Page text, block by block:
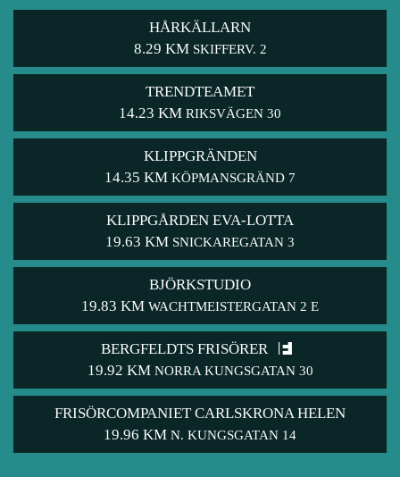
HÅRKÄLLARN
8.29 KM SKIFFERV. 2
TRENDTEAMET
14.23 KM RIKSVÄGEN 30
KLIPPGRÄNDEN
14.35 KM KÖPMANSGRÄND 7
KLIPPGÅRDEN EVA-LOTTA
19.63 KM SNICKAREGATAN 3
BJÖRKSTUDIO
19.83 KM WACHTMEISTERGATAN 2 E
BERGFELDTS FRISÖRER
19.92 KM NORRA KUNGSGATAN 30
FRISÖRCOMPANIET CARLSKRONA HELEN
19.96 KM N. KUNGSGATAN 14